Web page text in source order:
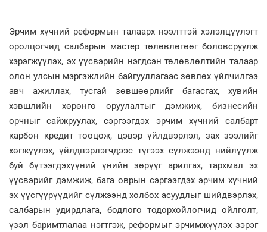
Эрчим хүчний реформын талаарх нээлттэй хэлэлцүүлэгт
оролцогчид салбарын мастер төлөвлөгөөг боловсруулж
хэрэгжүүлэх, эх үүсвэрийн нэгдсэн төлөвлөлтийн талаар
олон улсын мэргэжлийн байгууллагаас зөвлөх үйлчилгээ
авч ажиллах, тусгай зөвшөөрлийг багасгах, хувийн
хэвшлийн хөрөнгө оруулалтыг дэмжиж, бизнесийн
орчныг сайжруулах, сэргээгдэх эрчим хүчний салбарт
карбон кредит тооцож, цэвэр үйлдвэрлэл, зах зээлийг
хөгжүүлэх, үйлдвэрлэгчдээс түгээх сүлжээнд нийлүүлж
буй бүтээгдэхүүний үнийн зөрүүг арилгах, тархмал эх
үүсвэрийг дэмжиж, бага оврын сэргээгдэх эрчим хүчний
эх үүсгүүрүүдийг сүлжээнд холбох асуудлыг шийдвэрлэх,
салбарын удирдлага, бодлого тодорхойлогчид ойлголт,
үзэл баримтлалаа нэгтгэж, реформыг эрчимжүүлэх зэрэг